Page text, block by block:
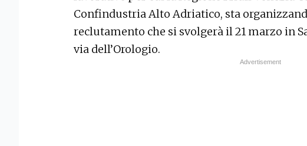
Confindustria Alto Adriatico, sta
reclutamento che si svolgerà il 21 marzo in
via dell’Orologio.